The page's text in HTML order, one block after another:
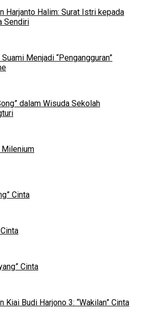
Harjanto Halim: Surat Istri kepada
Sendiri
Suami Menjadi “Pengangguran”
dalam Wisuda Sekolah
Milenium
Cinta
Cinta
Kiai Budi Harjono 3: “Wakilan” Cinta